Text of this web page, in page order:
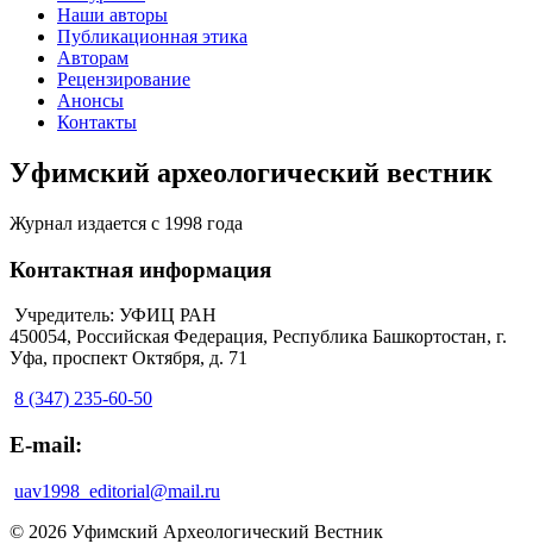
Наши авторы
Публикационная этика
Авторам
Рецензирование
Анонсы
Контакты
Уфимский археологический вестник
Журнал издается с 1998 года
Контактная информация
Учредитель: УФИЦ РАН
450054, Российская Федерация, Республика Башкортостан, г.
Уфа, проспект Октября, д. 71
8 (347) 235-60-50
E-mail:
uav1998_editorial@mail.ru
© 2026 Уфимский Археологический Вестник